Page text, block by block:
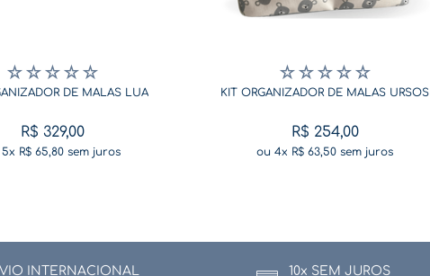
☆☆☆☆☆
DE MALAS LUA
R$ 329,00
5x R$ 65,80 sem juros
☆☆☆☆☆
KIT ORGANIZADOR DE MALAS URSOS
R$ 254,00
ou4x R$ 63,50 sem juros
INTERNACIONAL 10x SEM JUROS